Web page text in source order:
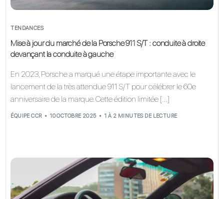
TENDANCES
Mise à jour du marché de la Porsche 911 S/T : conduite à droite
devançant la conduite à gauche
En 2023, Porsche a marqué une étape importante avec le
lancement de la très attendue 911 S/T pour célébrer le 60e
anniversaire de la marque. Cette édition limitée […]
ÉQUIPE CCR 10 OCTOBRE 2025 1 À 2 MINUTES DE LECTURE